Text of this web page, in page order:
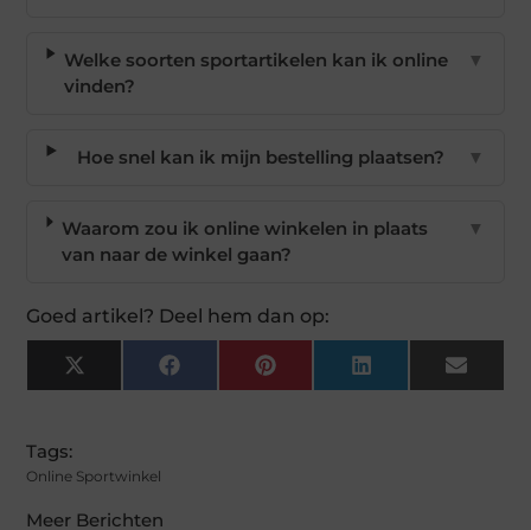
Welke soorten sportartikelen kan ik online
vinden?
▼
Hoe snel kan ik mijn bestelling plaatsen? ▼
Waarom zou ik online winkelen in plaats
van naar de winkel gaan?
▼
Goed artikel? Deel hem dan op:
X
(Twitter)
FacebookPinterest LinkedIn Email
Tags:
Online Sportwinkel
Meer Berichten